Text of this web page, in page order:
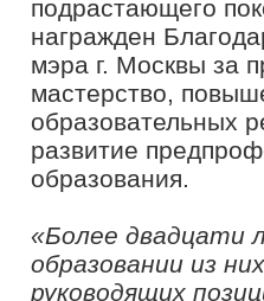
Павел Северинец
конкурсного движения
образования». Он
качестве эксперта в
образовательных
президентской
страна возможностей».
наставником победителя
руководителя центра
образовательных
«Хорошевской школы»